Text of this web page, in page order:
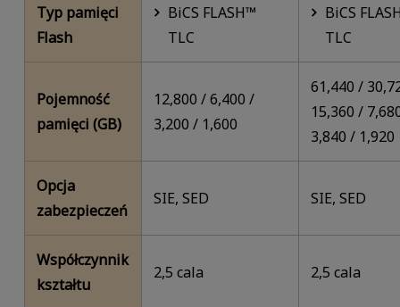
Typ pamięci
Flash
BiCS FLASH™
TLC
BiCS
TLC
Pojemność
pamięci (GB)
12,800 / 6,400 /
3,200 / 1,600
61,440 /
15,360 /
3,840 / 1,920
Opcja
zabezpieczeń
SIE, SED SIE, SED
Współczynnik
kształtu
2,5 cala 2,5 cala